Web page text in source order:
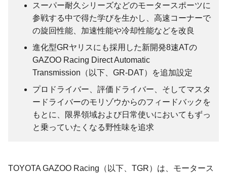
スーパー耐久シリーズなどのモータースポーツに
参戦する中で得た学びを生かし、高速コーナーで
の旋回性能、加速性能や冷却性能などを改良
進化型GRヤリスにも採用した新開発8速ATの
GAZOO Racing Direct Automatic
Transmission（以下、GR-DAT）を追加設定
プロドライバー、評価ドライバー、そしてマスタ
ードライバーのモリゾウからのフィードバックを
もとに、限界領域および日常使いにおいてもずっ
と乗っていたくなる野性味を追求
TOYOTA GAZOO Racing（以下、TGR）は、モータース